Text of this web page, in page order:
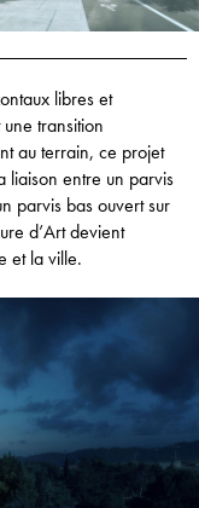
libres et
transition
au terrain, ce projet
liaison entre un parvis
parvis bas ouvert sur
d’Art devient
et la ville.